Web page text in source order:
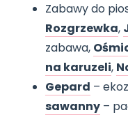
Zabawy do
Rozgrzewka,
zabawa,
na karuzeli,
Gepard –
sawanny –